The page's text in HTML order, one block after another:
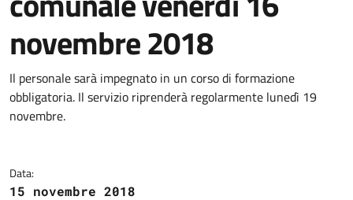
novembre 2018
Dettagli della notizia
Il personale sarà impegnato in un corso di formazione
obbligatoria. Il servizio riprenderà regolarmente lunedì 19
novembre.
Data:
15 novembre 2018